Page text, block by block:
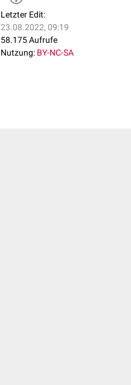
Letzter Edit:
23.08.2022, 09:19
58.175 Aufrufe
Nutzung: BY-NC-SA